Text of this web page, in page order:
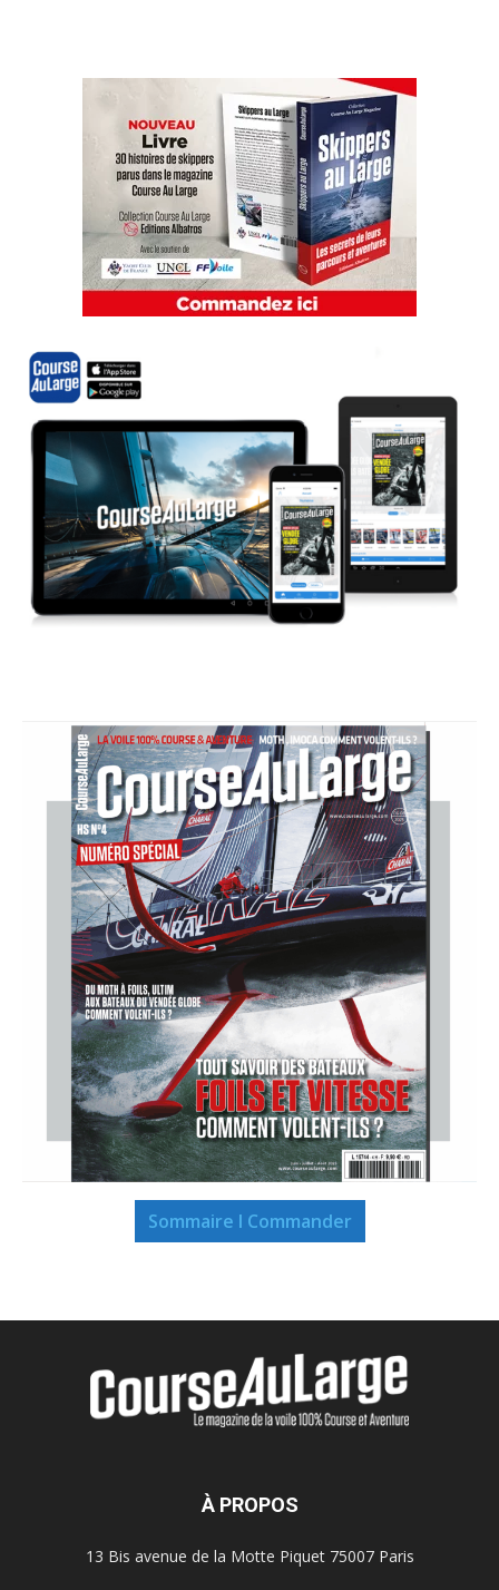
Sommaire I Commander
À PROPOS
13 Bis avenue de la Motte Piquet 75007 Paris